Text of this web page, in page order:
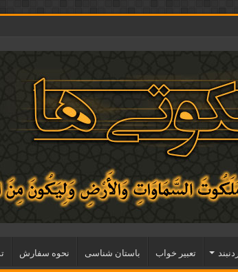
تعبیر خواب باستان شناسی نحوه سفارش